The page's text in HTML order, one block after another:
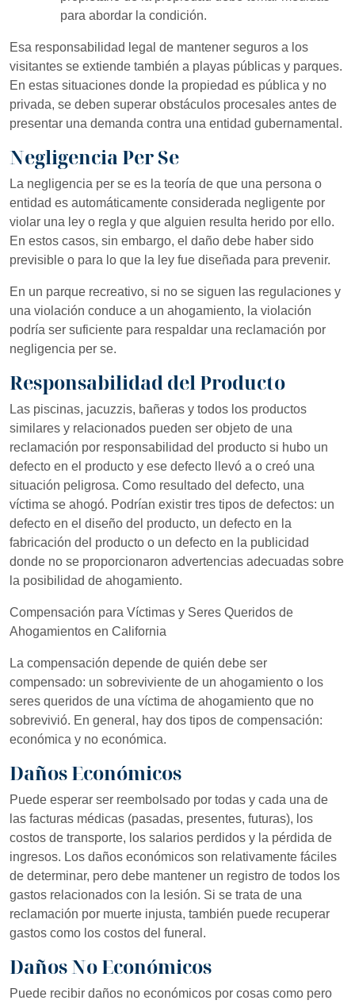
para abordar la condición.
Esa responsabilidad legal de mantener seguros a los
visitantes se extiende también a playas públicas y parques.
En estas situaciones donde la propiedad es pública y no
privada, se deben superar obstáculos procesales antes de
presentar una demanda contra una entidad gubernamental.
Negligencia Per Se
La negligencia per se es la teoría de que una persona o
entidad es automáticamente considerada negligente por
violar una ley o regla y que alguien resulta herido por ello.
En estos casos, sin embargo, el daño debe haber sido
previsible o para lo que la ley fue diseñada para prevenir.
En un parque recreativo, si no se siguen las regulaciones y
una violación conduce a un ahogamiento, la violación
podría ser suficiente para respaldar una reclamación por
negligencia per se.
Responsabilidad del Producto
Las piscinas, jacuzzis, bañeras y todos los productos
similares y relacionados pueden ser objeto de una
reclamación por responsabilidad del producto si hubo un
defecto en el producto y ese defecto llevó a o creó una
situación peligrosa. Como resultado del defecto, una
víctima se ahogó. Podrían existir tres tipos de defectos: un
defecto en el diseño del producto, un defecto en la
fabricación del producto o un defecto en la publicidad
donde no se proporcionaron advertencias adecuadas sobre
la posibilidad de ahogamiento.
Compensación para Víctimas y Seres Queridos de
Ahogamientos en California
La compensación depende de quién debe ser
compensado: un sobreviviente de un ahogamiento o los
seres queridos de una víctima de ahogamiento que no
sobrevivió. En general, hay dos tipos de compensación:
económica y no económica.
Daños Económicos
Puede esperar ser reembolsado por todas y cada una de
las facturas médicas (pasadas, presentes, futuras), los
costos de transporte, los salarios perdidos y la pérdida de
ingresos. Los daños económicos son relativamente fáciles
de determinar, pero debe mantener un registro de todos los
gastos relacionados con la lesión. Si se trata de una
reclamación por muerte injusta, también puede recuperar
gastos como los costos del funeral.
Daños No Económicos
Puede recibir daños no económicos por cosas como pero